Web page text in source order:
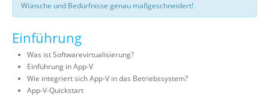
Wünsche und Bedürfnisse genau maßgeschneidert!
Einführung
Was ist Softwarevirtualisierung?
Einführung in App-V
Wie integriert sich App-V in das Betriebssystem?
App-V-Quickstart